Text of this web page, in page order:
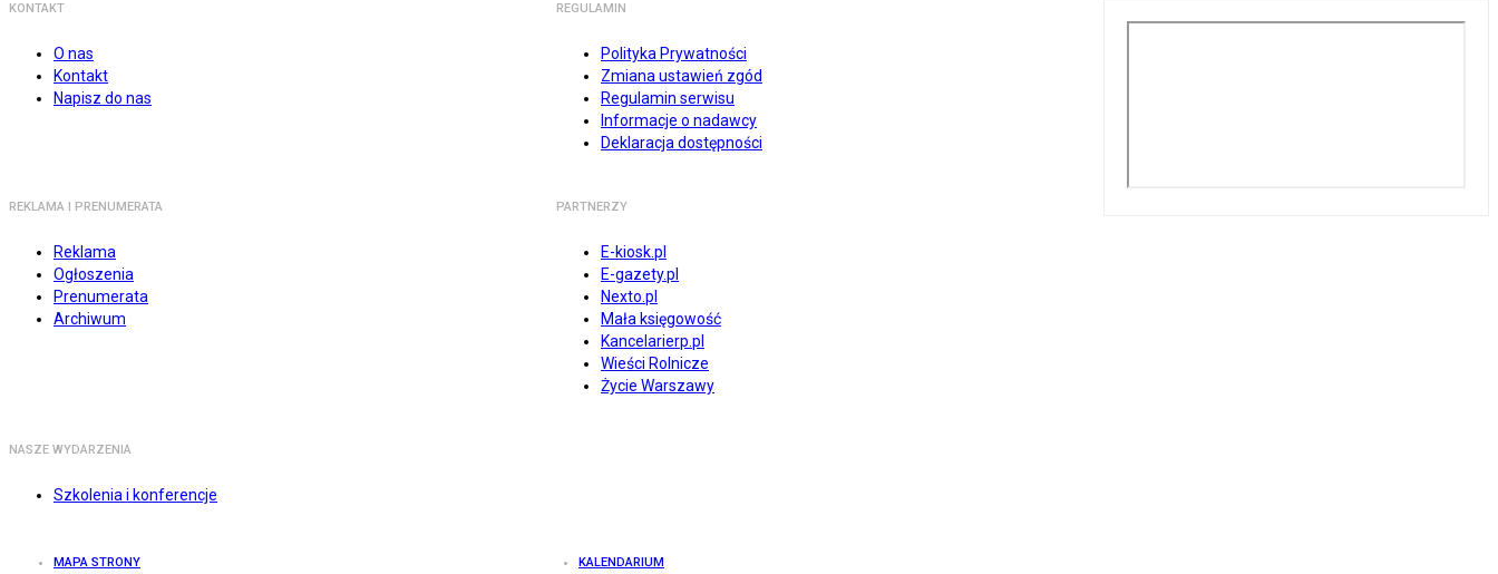
KONTAKT
O nas
Kontakt
Napisz do nas
REGULAMIN
Polityka Prywatności
Zmiana ustawień zgód
Regulamin serwisu
Informacje o nadawcy
Deklaracja dostępności
REKLAMA I PRENUMERATA
Reklama
Ogłoszenia
Prenumerata
Archiwum
PARTNERZY
E-kiosk.pl
E-gazety.pl
Nexto.pl
Mała księgowość
Kancelarierp.pl
Wieści Rolnicze
Życie Warszawy
NASZE WYDARZENIA
Szkolenia i konferencje
MAPA STRONY KALENDARIUM